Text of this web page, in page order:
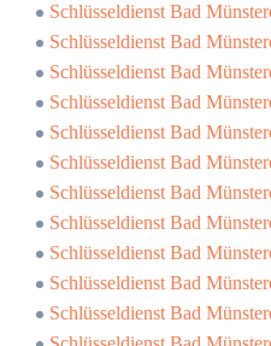
Schlüsseldienst Bad
Schlüsseldienst Bad
Schlüsseldienst Bad
Schlüsseldienst Bad
Schlüsseldienst Bad
Schlüsseldienst Bad
Schlüsseldienst Bad
Schlüsseldienst Bad
Schlüsseldienst Bad
Schlüsseldienst Bad
Schlüsseldienst Bad